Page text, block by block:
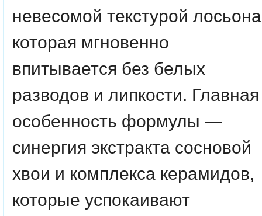
невесомой текстурой
которая мгновенно
впитывается без белых
разводов и липкости. Главная
особенность формулы —
синергия экстракта сосновой
хвои и комплекса керамидов,
которые успокаивают